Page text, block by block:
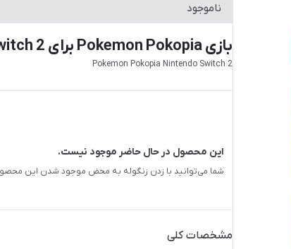
ناموجود
بازی Pokemon Pokopia برای Nintendo Switch 2
Pokemon Pokopia Nintendo Switch 2
این محصول در حال حاضر موجود نیست.
شما می‌توانید با زدن زنگوله به محض موجود شدن این
مشخصات کلی